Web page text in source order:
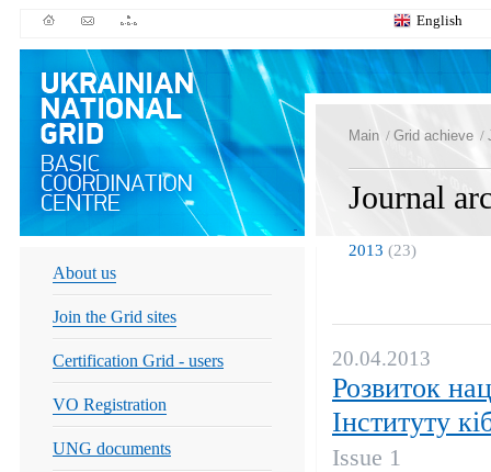
English
About us
Join the Grid sites
Certification Grid - users
VO Registration
UNG documents
Main / Grid achieve /
Journal
2013 (23)
20.04.2013
Розвиток
Інституту
Issue 1